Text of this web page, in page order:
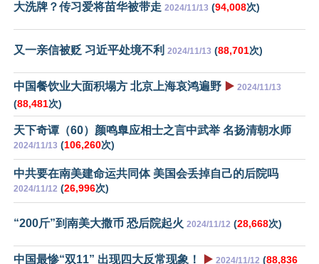
大洗牌？传习爱将苗华被带走 2024/11/13 (94,008次)
又一亲信被贬 习近平处境不利 2024/11/13 (88,701次)
中国餐饮业大面积塌方 北京上海哀鸿遍野 ▶️ 2024/11/13
(88,481次)
天下奇谭（60）颜鸣臯应相士之言中武举 名扬清朝水师
2024/11/13 (106,260次)
中共要在南美建命运共同体 美国会丢掉自己的后院吗
2024/11/12 (26,996次)
“200斤”到南美大撒币 恐后院起火 2024/11/12 (28,668次)
中国最惨“双11” 出现四大反常现象！ ▶️ 2024/11/12 (88,836